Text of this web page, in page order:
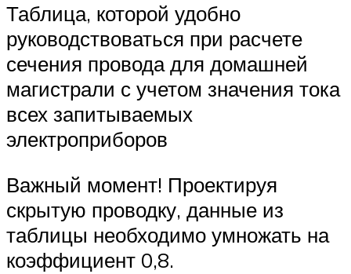
Таблица, которой удобно
руководствоваться при расчете
сечения провода для домашней
магистрали с учетом значения тока
всех запитываемых
электроприборов
Важный момент! Проектируя
скрытую проводку, данные из
таблицы необходимо умножать на
коэффициент 0,8.